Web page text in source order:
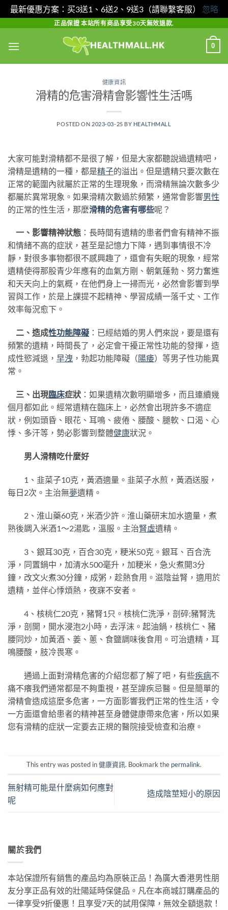
最新優惠方案：买3送1、6送2、9送3（請聯繫客服） 忽略
content
正品保證 本站所有商品享受30天無效退款.
0
健康資訊
滑精的危害滑精會影響性生活嗎
POSTED ON 2023-03-25 BY HEALTHMALL
大家可能對滑精都不是很了解，但是大家都聽說過遺精吧，
滑精是遺精的一種，都是精子的溢出。但是遺精只要次數在
正常的範圍內就屬於正常的生理現象，而滑精無論次數多少
都屬於異常現象。如果滑精次數過於頻繁，通常會影響男性
的正常的性生活，那麼滑精的危害有哪些呢？
一、影響精神狀態 ：長時間有遺精的患者們會有精神不振
和情緒不高的症狀，甚至是記憶力下降，遇到事情很不冷
靜，對很多事物都很不感興趣了，還會有失眠的現象，經常
遺精使得那股青少年應有的血氣方剛、朝氣蓬勃、努力奮進
和天天向上的氣概，在他們身上一掃而光，必然會影響到學
習與工作，於是上課提不起精神、學習成績一落千丈、工作
效率每況愈下。
二、造成性功能障礙 ：已經結婚的男人們來說，要是還有
頻繁的遺精，時間長了，必定會干擾正常性功能的發揮，造
成性慾減退， 早洩 ，勃起功能障礙（陽痿）等男子性功能異
常。
三、出現臨床症狀 ：如果遺精次數明顯增多，而且連續幾
個月都如此。經常遺精在臨床上，必然會出現許多不適症
狀，例如頭昏、眼花、耳鳴、疲倦、腰酸、腿軟、口渴、心
悸、多汗等，勢必影響到整體健康狀況。
男人滑精吃什麼好
1、韭菜子10克，黃酒適量。韭菜子水煎，黃酒送服，
每日2次。主治無夢遺精。
2、淮山藥60克，米酒少許。淮山藥研末加水適量，煮
熟後調入米酒1～2湯匙，溫服。主治腎虛遺精。
3、銀耳30克，百合30克，粳米50克。銀耳、百合洗
淨，同置鍋中，加清水500毫升，加粳米，急火煮開3分
鐘，改文火煮30分鐘，成粥，趁熱食用。滋陰益腎，適用於
遺精，並伴心悸煩熱，夜寐不安者。
4、核桃仁20克，豬腎1只。核桃仁洗淨，剖碎;豬腎洗
淨，剖開，開水浸泡2小時，去浮沫。起油鍋，核桃仁、豬
腰同炒，加黃酒、姜、蔥、食鹽調味後食用。可治遺精，耳
鳴腰酸，肢冷畏寒。
通過上面對滑精危害的介紹您都了解了吧，有些疾病不
痛不癢我們通常都是不夠重視，甚至諱疾忌醫。但是簡單的
滑精會造成這麼多危害，一方面影響我們正常的性生活，令
一方面還會給患者的精神甚至身體健康帶來危害，所以如果
您有滑精的症狀一定要去正規的醫院接受檢查和治療。
This entry was posted in健康資訊. Bookmark the permalink.
無射精可能是什麼病如何應對
呢
造成陰莖短小的原因
關於我們
本站保證所有銷售的產品均為原裝正品！為廣大香港男性朋
友分享正品有效的壯陽延時保健品。凡在本商城訂購產品的
一律享受9折優惠！且享受7天的試用保障，無效全額退款！